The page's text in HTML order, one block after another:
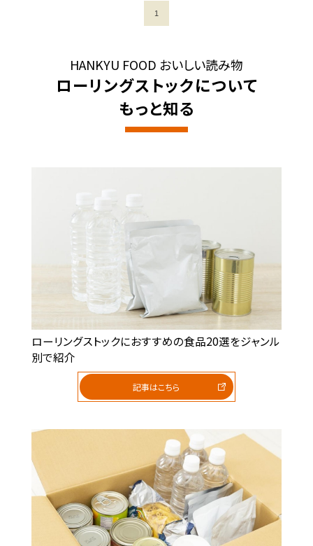
1
HANKYU FOOD おいしい読み物
ローリングストックについて
もっと知る
ローリングストックにおすすめの食品20選をジャンル
別で紹介
記事はこちら